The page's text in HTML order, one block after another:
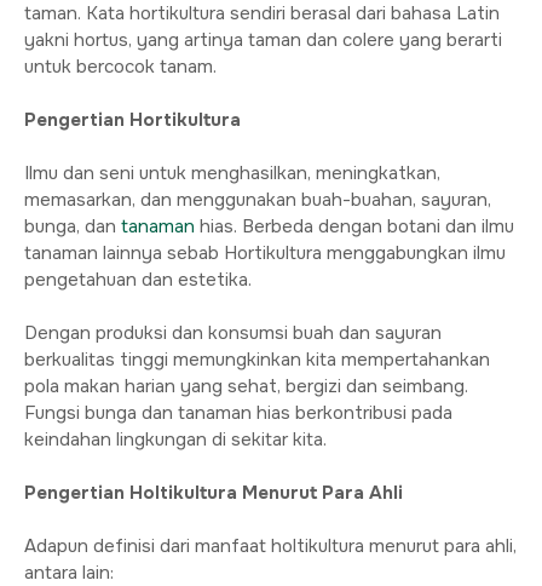
taman. Kata hortikultura sendiri berasal dari bahasa Latin
yakni hortus, yang artinya taman dan colere yang berarti
untuk bercocok tanam.
Pengertian Hortikultura
Ilmu dan seni untuk menghasilkan, meningkatkan,
memasarkan, dan menggunakan buah-buahan, sayuran,
bunga, dan tanaman hias. Berbeda dengan botani dan ilmu
tanaman lainnya sebab Hortikultura menggabungkan ilmu
pengetahuan dan estetika.
Dengan produksi dan konsumsi buah dan sayuran
berkualitas tinggi memungkinkan kita mempertahankan
pola makan harian yang sehat, bergizi dan seimbang.
Fungsi bunga dan tanaman hias berkontribusi pada
keindahan lingkungan di sekitar kita.
Pengertian Holtikultura Menurut Para Ahli
Adapun definisi dari manfaat holtikultura menurut para ahli,
antara lain: